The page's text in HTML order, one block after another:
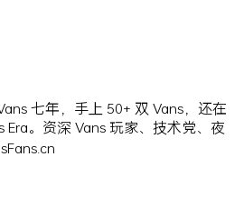
七年，手上 50+ 双 Vans，还在
Era。资深 Vans 玩家、技术党、夜